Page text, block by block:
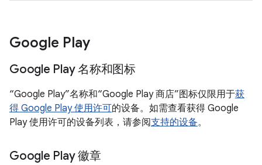
Google Play
Google Play 名称和图标
“Google Play”名称和“Google Play 商店”图标仅限用于获
得 Google Play 使用许可的设备。如需查看获得 Google
Play 使用许可的设备列表，请参阅支持的设备。
Google Play 徽章